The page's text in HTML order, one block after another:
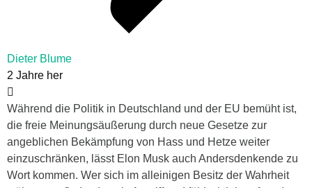
Dieter Blume
2 Jahre her
Während die Politik in Deutschland und der EU bemüht ist,
die freie Meinungsäußerung durch neue Gesetze zur
angeblichen Bekämpfung von Hass und Hetze weiter
einzuschränken, lässt Elon Musk auch Andersdenkende zu
Wort kommen. Wer sich im alleinigen Besitz der Wahrheit